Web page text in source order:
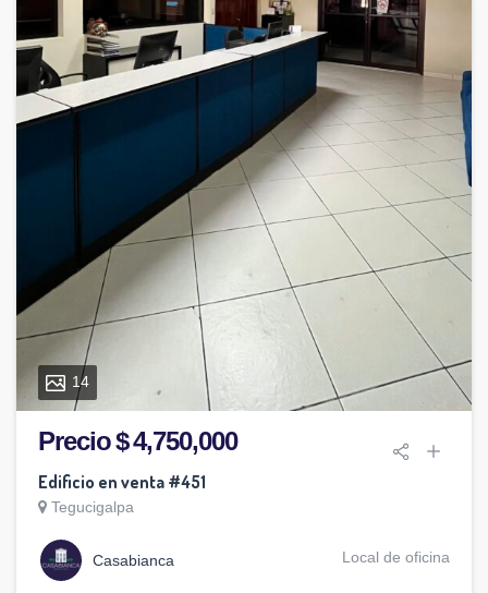
14
Precio $ 4,750,000
Edificio en venta #451
Tegucigalpa
Casabianca Local de oficina